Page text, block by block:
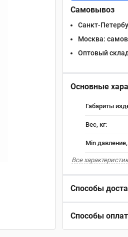
Самовывоз
Санкт-
Москва:
Оптовый
Основные
Габариты
Вес, кг:
Min
Все
Способы
Способы